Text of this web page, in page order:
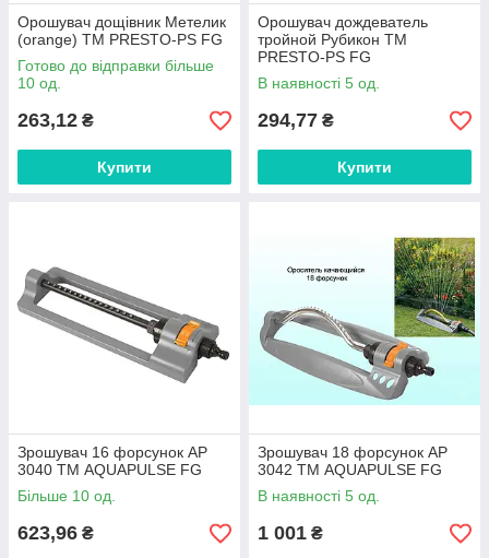
Орошувач дощівник Метелик
(orange) ТМ PRESTO-PS FG
Готово до відправки більше
10 од.
263,12 ₴
Купити
Орошувач дождеватель
тройной Рубикон ТМ
PRESTO-PS FG
В наявності 5 од.
294,77 ₴
Купити
Зрошувач 16 форсунок АР
3040 ТМ AQUAPULSE FG
Більше 10 од.
623,96 ₴
Зрошувач 18 форсунок АР
3042 ТМ AQUAPULSE FG
В наявності 5 од.
1 001 ₴